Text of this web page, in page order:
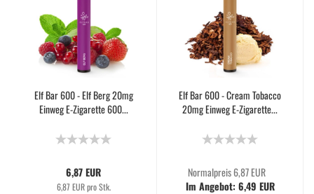
Elf Bar 600 - Elf Berg 20mg
Einweg E-Zigarette 600...
6,87 EUR
6,87 EUR pro Stk.
Elf Bar 600 - Cream Tobacco
20mg Einweg E-Zigarette...
Normalpreis 6,87 EUR
Im Angebot: 6,49 EUR